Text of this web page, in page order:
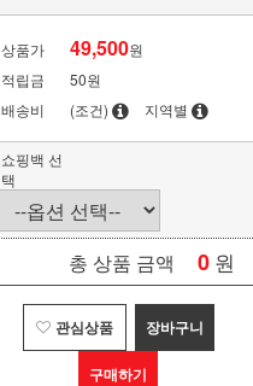
상품가 49,500원
적립금
50원
배송비
(조건) 지역별
쇼핑백 선
택
총 상품 금액 0 원
관심상품 장바구니
구매하기